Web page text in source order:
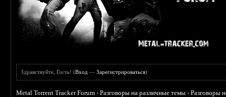
Здравствуйте, Гость! (Вход —Зарегистрироваться)
Metal Torrent Tracker Forum ›Разговоры на различные темы ›Разговоры